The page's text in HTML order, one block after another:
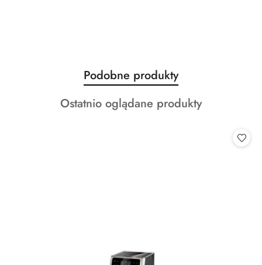
Pomiń karuzelę produktów
Produkty
o
statusie:
Podobne produkty
Produkty
Ostatnio oglądane produkty